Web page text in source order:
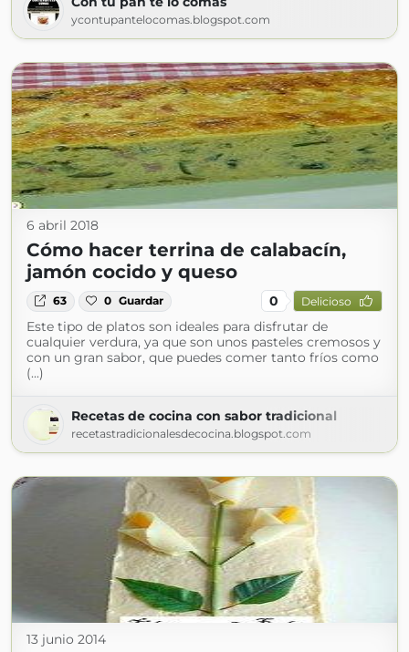
ycontupantelocomas.blogspot.com
6 abril 2018
Cómo hacer terrina de calabacín,
jamón cocido y queso
63 0 Guardar 0 Delicioso
Este tipo de platos son ideales para disfrutar de
cualquier verdura, ya que son unos pasteles cremosos y
con un gran sabor, que puedes comer tanto fríos como
(...)
Recetas de cocina con sabor tradicional
recetastradicionalesdecocina.blogspot.com
13 junio 2014